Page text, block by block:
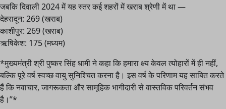
जबकि दिवाली 2024 में यह स्तर कई शहरों में खराब श्रेणी में था —
देहरादून: 269 (खराब)
काशीपुर: 269 (खराब)
ऋषिकेश: 175 (मध्यम)
*मुख्यमंत्री श्री पुष्कर सिंह धामी ने कहा कि हमारा क्ष्य केवल त्योहारों में ही नहीं,
बल्कि पूरे वर्ष स्वच्छ वायु सुनिश्चित करना है। इस वर्ष के परिणाम यह साबित करते
हैं कि नवाचार, जागरूकता और सामूहिक भागीदारी से वास्तविक परिवर्तन संभव
है।”*